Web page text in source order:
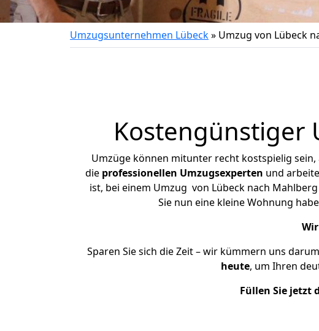
Umzugsunternehmen Lübeck» Umzug von Lübeck
Kostengünstiger
Umzüge können mitunter recht kostspielig
die professionellen Umzugsexperten und
ist, bei einem Umzug von Lübeck nach
Sie nun eine kleine Wohnung
Sparen Sie sich die Zeit – wir kümmern uns
heute, um Ihren
Füllen Sie jetzt